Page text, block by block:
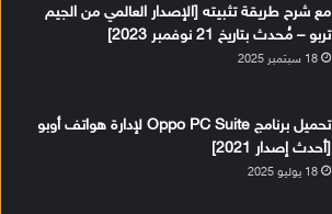
مع شرح طريقة تثبيته [الإصدار العالمي من الجيم
تربو – مُحدث بتاريخ 21 نوفمبر 2023]
18 سبتمبر 2025
تحميل برنامج Oppo PC Suite لإدارة هواتف أوبو
[أحدث إصدار 2021]
18 يوليو 2025